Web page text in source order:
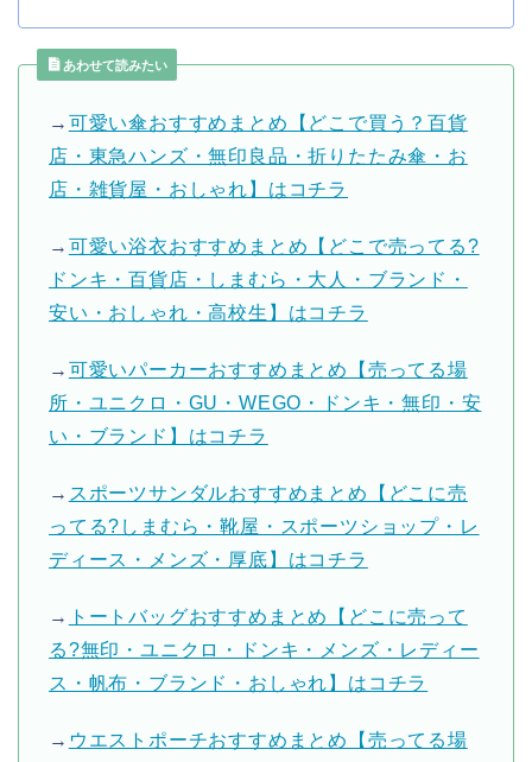
あわせて読みたい
→ 可愛い傘おすすめまとめ【どこで買う？百貨
店・東急ハンズ・無印良品・折りたたみ傘・お
店・雑貨屋・おしゃれ】はコチラ
→ 可愛い浴衣おすすめまとめ【どこで売ってる?
ドンキ・百貨店・しまむら・大人・ブランド・
安い・おしゃれ・高校生】はコチラ
→ 可愛いパーカーおすすめまとめ【売ってる場
所・ユニクロ・GU・WEGO・ドンキ・無印・安
い・ブランド】はコチラ
→ スポーツサンダルおすすめまとめ【どこに売
ってる?しまむら・靴屋・スポーツショップ・レ
ディース・メンズ・厚底】はコチラ
→ トートバッグおすすめまとめ【どこに売って
る?無印・ユニクロ・ドンキ・メンズ・レディー
ス・帆布・ブランド・おしゃれ】はコチラ
→ ウエストポーチおすすめまとめ【売ってる場